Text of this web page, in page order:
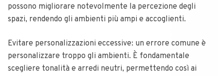
possono migliorare notevolmente la percezione degli
spazi, rendendo gli ambienti più ampi e accoglienti.
Evitare personalizzazioni eccessive: un errore comune è
personalizzare troppo gli ambienti. È fondamentale
scegliere tonalità e arredi neutri, permettendo così ai